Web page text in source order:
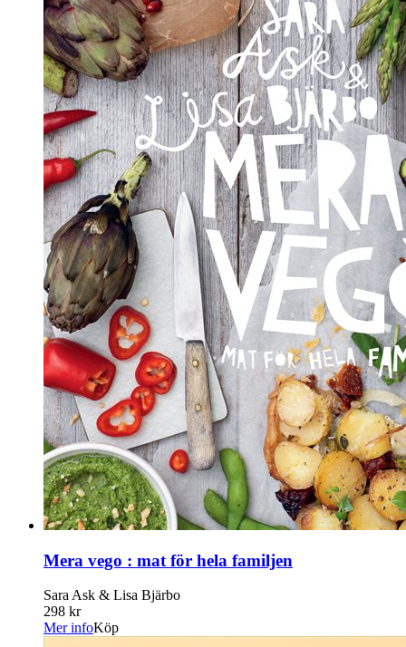
Mera vego : mat för hela familjen
Sara Ask & Lisa Bjärbo
298 kr
Mer infoKöp